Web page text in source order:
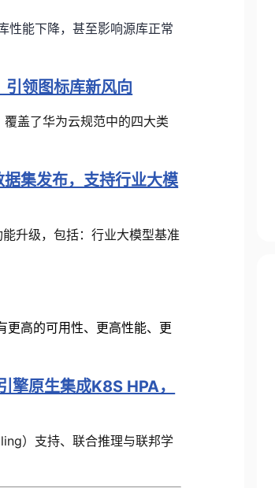
性能下降，甚至影响源库正常
领图标库新风向
盖了华为云规范中的四大类
集发布，支持行业大模
升级，包括：行业大模型基准
更高的可用性、更高性能、更
原生集成K8S HPA，
）支持、联合推理与联邦学